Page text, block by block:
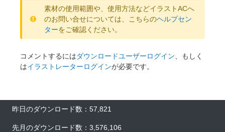
素材の使用範囲や、使用方法などイラストACへ
のお問い合せについては、こちらのヘルプセン
ターをご確認ください。
コメントするにはダウンロードユーザーログイン 、もしく
はイラストレーターログインが必要です。
昨日のダウンロード数：57,821
先月のダウンロード数：3,576,106